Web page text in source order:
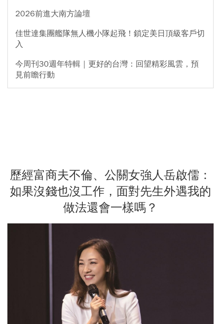
2026前進大南方論壇
佳世達集團艦隊無人機小隊起飛！鎖定美日頂級客戶切
入
今周刊30週年特輯｜更好的台灣：回望精彩風雲，預
見前瞻行動
歷經富商夫不倫、公關女強人岳啟儒：
如果沒錢也沒工作，面對先生外遇我的
做法還會一樣嗎？